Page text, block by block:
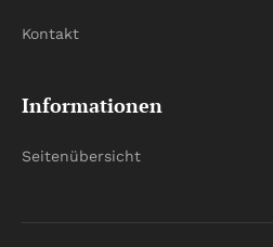
Kontakt
Informationen
Seitenübersicht